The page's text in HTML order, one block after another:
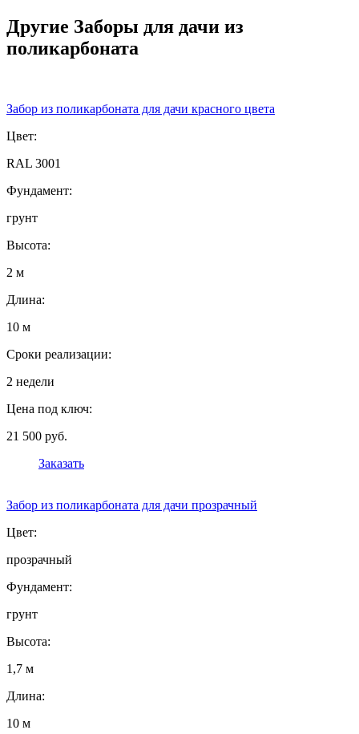
Другие Заборы для дачи из
поликарбоната
Забор из поликарбоната для дачи красного цвета
Цвет:
RAL 3001
Фундамент:
грунт
Высота:
2 м
Длина:
10 м
Сроки реализации:
2 недели
Цена под ключ:
21 500 руб.
Заказать
Забор из поликарбоната для дачи прозрачный
Цвет:
прозрачный
Фундамент:
грунт
Высота:
1,7 м
Длина:
10 м